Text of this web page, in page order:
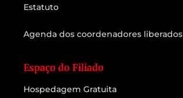
Estatuto
Agenda dos coordenadores liberados
Espaço do Filiado
Hospedagem Gratuita